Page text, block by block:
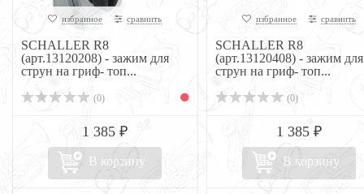
избранное сравнить
SCHALLER R8
(арт.13120208) - зажим для
струн на гриф- топ...
(0)
1 385 ₽
В корзину
избранное сравнить
SCHALLER R8
(арт.13120408) - зажим для
струн на гриф- топ...
(0)
1 385 ₽
В корзину